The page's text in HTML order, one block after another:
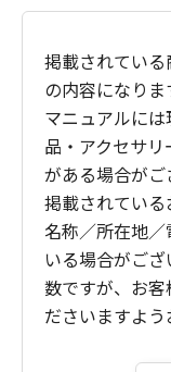
掲載されてい
の内容になり
マニュアルに
品・アクセサ
がある場合がご
掲載されている
名称／所在地
いる場合がご
数ですが、お
ださいますよう